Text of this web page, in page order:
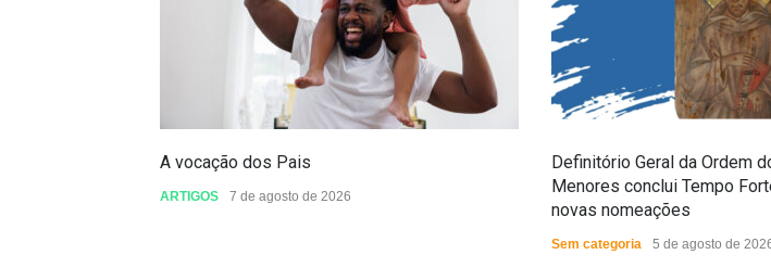
A vocação dos Pais
ARTIGOS 7 de agosto de 2026
Definitório Geral da Ordem
Menores conclui Tempo
novas nomeações
Sem categoria 5 de agosto de